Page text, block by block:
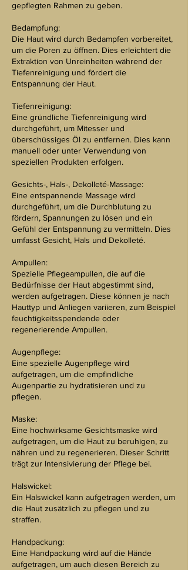
gepflegten Rahmen zu geben.
Bedampfung:
Die Haut wird durch Bedampfen vorbereitet,
um die Poren zu öffnen. Dies erleichtert die
Extraktion von Unreinheiten während der
Tiefenreinigung und fördert die
Entspannung der Haut.
Tiefenreinigung:
Eine gründliche Tiefenreinigung wird
durchgeführt, um Mitesser und
überschüssiges Öl zu entfernen. Dies kann
manuell oder unter Verwendung von
speziellen Produkten erfolgen.
Gesichts-, Hals-, Dekolleté-Massage:
Eine entspannende Massage wird
durchgeführt, um die Durchblutung zu
fördern, Spannungen zu lösen und ein
Gefühl der Entspannung zu vermitteln. Dies
umfasst Gesicht, Hals und Dekolleté.
Ampullen:
Spezielle Pflegeampullen, die auf die
Bedürfnisse der Haut abgestimmt sind,
werden aufgetragen. Diese können je nach
Hauttyp und Anliegen variieren, zum Beispiel
feuchtigkeitsspendende oder
regenerierende Ampullen.
Augenpflege:
Eine spezielle Augenpflege wird
aufgetragen, um die empfindliche
Augenpartie zu hydratisieren und zu
pflegen.
Maske:
Eine hochwirksame Gesichtsmaske wird
aufgetragen, um die Haut zu beruhigen, zu
nähren und zu regenerieren. Dieser Schritt
trägt zur Intensivierung der Pflege bei.
Halswickel:
Ein Halswickel kann aufgetragen werden, um
die Haut zusätzlich zu pflegen und zu
straffen.
Handpackung:
Eine Handpackung wird auf die Hände
aufgetragen, um auch diesen Bereich zu